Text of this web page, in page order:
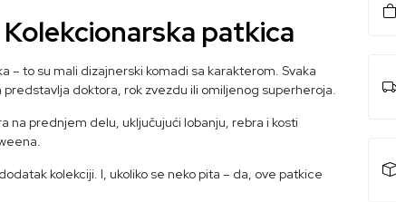
patkica
– to su mali dizajnerski komadi sa karakterom. Svaka
doktora, rok zvezdu ili omiljenog superheroja.
na prednjem delu, uključujući lobanju, rebra i kosti
kolekciji. I, ukoliko se neko pita – da, ove patkice